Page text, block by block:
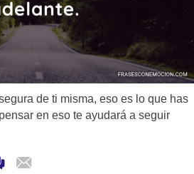
de ti misma, eso es lo que has
en eso te ayudará a seguir